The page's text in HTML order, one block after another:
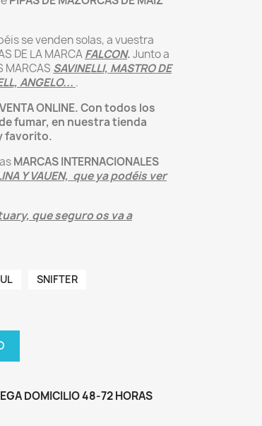
se venden solas, a vuestra
DE LA MARCAFALCON.Junto a
MARCAS SAVINELLI, MASTRO DE
ANGELO... .
VENTA ONLINE. Con todos los
fumar, en nuestra tienda
favorito.
MARCAS INTERNACIONALES
Y VAUEN, que ya podéis ver
que seguro os va a
SNIFTER
DOMICILIO 48-72 HORAS